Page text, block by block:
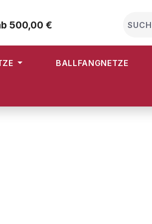
500,00 €
BALLFANGNETZE